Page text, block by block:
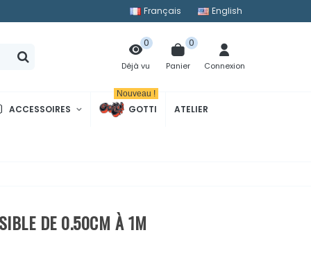
Français English
Déjà vu
0
Panier
0
Connexion
ACCESSOIRES GOTTI
Nouveau !
ATELIER
DE 0.50CM À 1M